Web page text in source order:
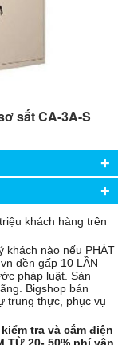
sắt CA-3A-S
+
+
khách hàng trên
khách nào nếu PHÁT
đền gấp 10 LẦN
pháp luật. Sản
Bigshop bán
trung thực, phục vụ
tra và cắm điện